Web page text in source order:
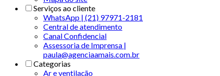
Serviços ao cliente
WhatsApp | (21) 97971-2181
Central de atendimento
Canal Confidencial
Assessoria de Imprensa |
paula@agenciaamais.com.br
Categorias
Ar e ventilação